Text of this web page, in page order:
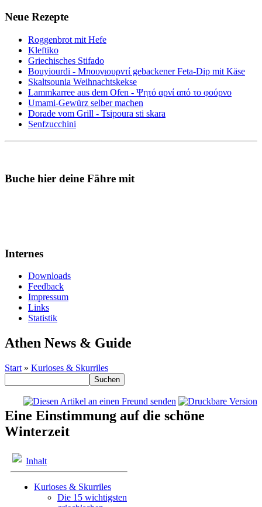
Neue Rezepte
Roggenbrot mit Hefe
Kleftiko
Griechisches Stifado
Bouyiourdi - Μπουγιουρντί gebackener Feta-Dip mit Käse
Skaltsounia Weihnachtskekse
Lammkarree aus dem Ofen - Ψητό αρνί από το φούρνο
Umami-Gewürz selber machen
Dorade vom Grill - Tsipoura sti skara
Senfzucchini
Buche hier deine Fähre mit
Internes
Downloads
Feedback
Impressum
Links
Statistik
Athen News & Guide
Start » Kurioses & Skurriles
Eine Einstimmung auf die schöne
Winterzeit
Inhalt
Kurioses & Skurriles
Die 15 wichtigsten